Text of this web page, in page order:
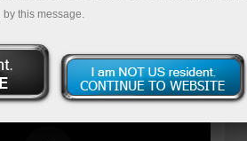
Video could not be
this message.